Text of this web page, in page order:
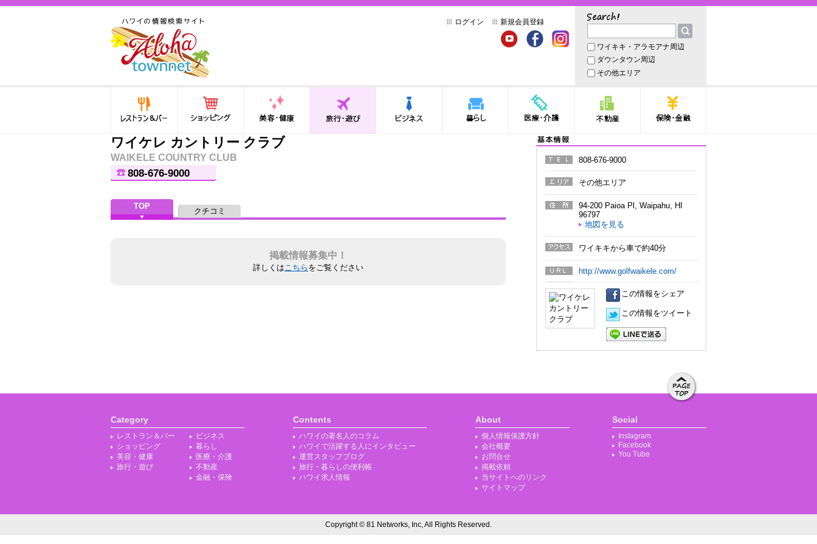
法律から運転免許証まで情
報が満載！
ログイン 新規会員登録 サーチ
ワイキキ・アラモアナ周辺
ダウンタウン周辺
その他エリア
レストラン＆バー ショッピング 美容・健康 医療・介護
ワイケレ カントリー クラブ
WAIKELE COUNTRY CLUB
808-676-9000
TOP
クチコミ
掲載情報募集中！
詳しくはこちら をご覧ください
電話番
号
808-676-9000
その他エリア
94-200 Paioa Pl Waipahu
HI
96797
地図を見る
ス
ワイキキから車で約40分
http://www.golfwaikele.com/
この情報をシェア
この情報をツイート
Category
レストラン＆バー
ショッピング
美容・健康
旅行・遊び
ビジネス
暮らし
医療・介護
不動産
金融・保険
Contents
ハワイの著名人のコラム
ハワイで活躍する人にインタビュー
運営スタッフブログ
旅行・暮らしの便利帳
ハワイ求人情報
About
個人情報保護方針
会社概要
お問合せ
掲載依頼
当サイトへのリンク
サイトマップ
Social
Instagram
Facebook
You Tube
動する
Copyright © 81 Networks, Inc, All Rights Reserved.